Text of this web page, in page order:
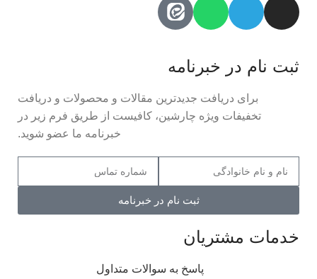
ثبت نام در خبرنامه
برای دریافت جدیدترین مقالات و محصولات و دریافت
تخفیفات ویژه چارشین، کافیست از طریق فرم زیر در
خبرنامه ما عضو شوید.
ثبت نام در خبرنامه
خدمات مشتریان
پاسخ به سوالات متداول